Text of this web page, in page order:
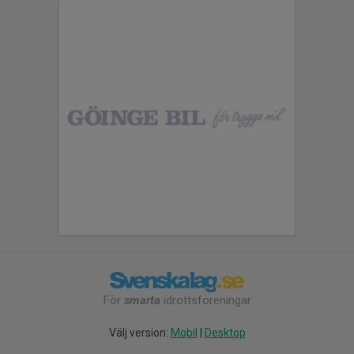
För smarta idrottsföreningar
Välj version: Mobil Desktop